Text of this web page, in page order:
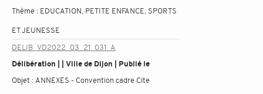
Thème : EDUCATION, PETITE ENFANCE, SPORTS
ET JEUNESSE
DELIB_VD2022_03_21_031_A
Délibération | | Ville de Dijon | Publié le
Objet : ANNEXES - Convention cadre Cite